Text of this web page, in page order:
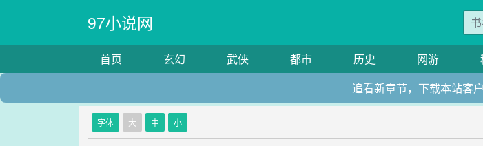
97小说网
首页 玄幻 武侠 都市 历史 网游
追看新章节，下载本站客
字体 大 中 小